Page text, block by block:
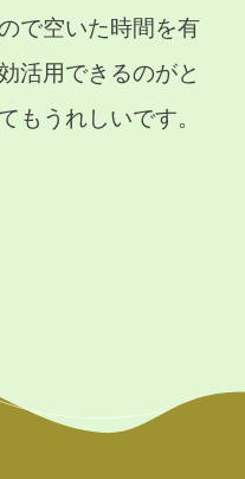
で空いた時間を有
活用できるのがと
てもうれしいです。